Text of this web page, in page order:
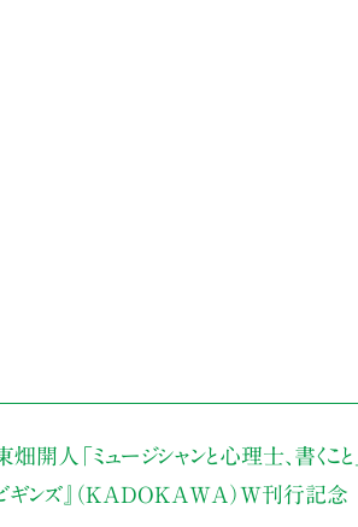
畑開人 「ミュージシャンと心理士、書くこと」
・ビギンズ』（KADOKAWA）W刊行記念